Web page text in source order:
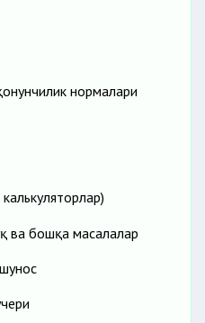
нормалари
ва бошқа масалалар